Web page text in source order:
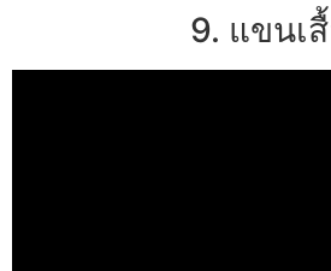
9. แขนเ